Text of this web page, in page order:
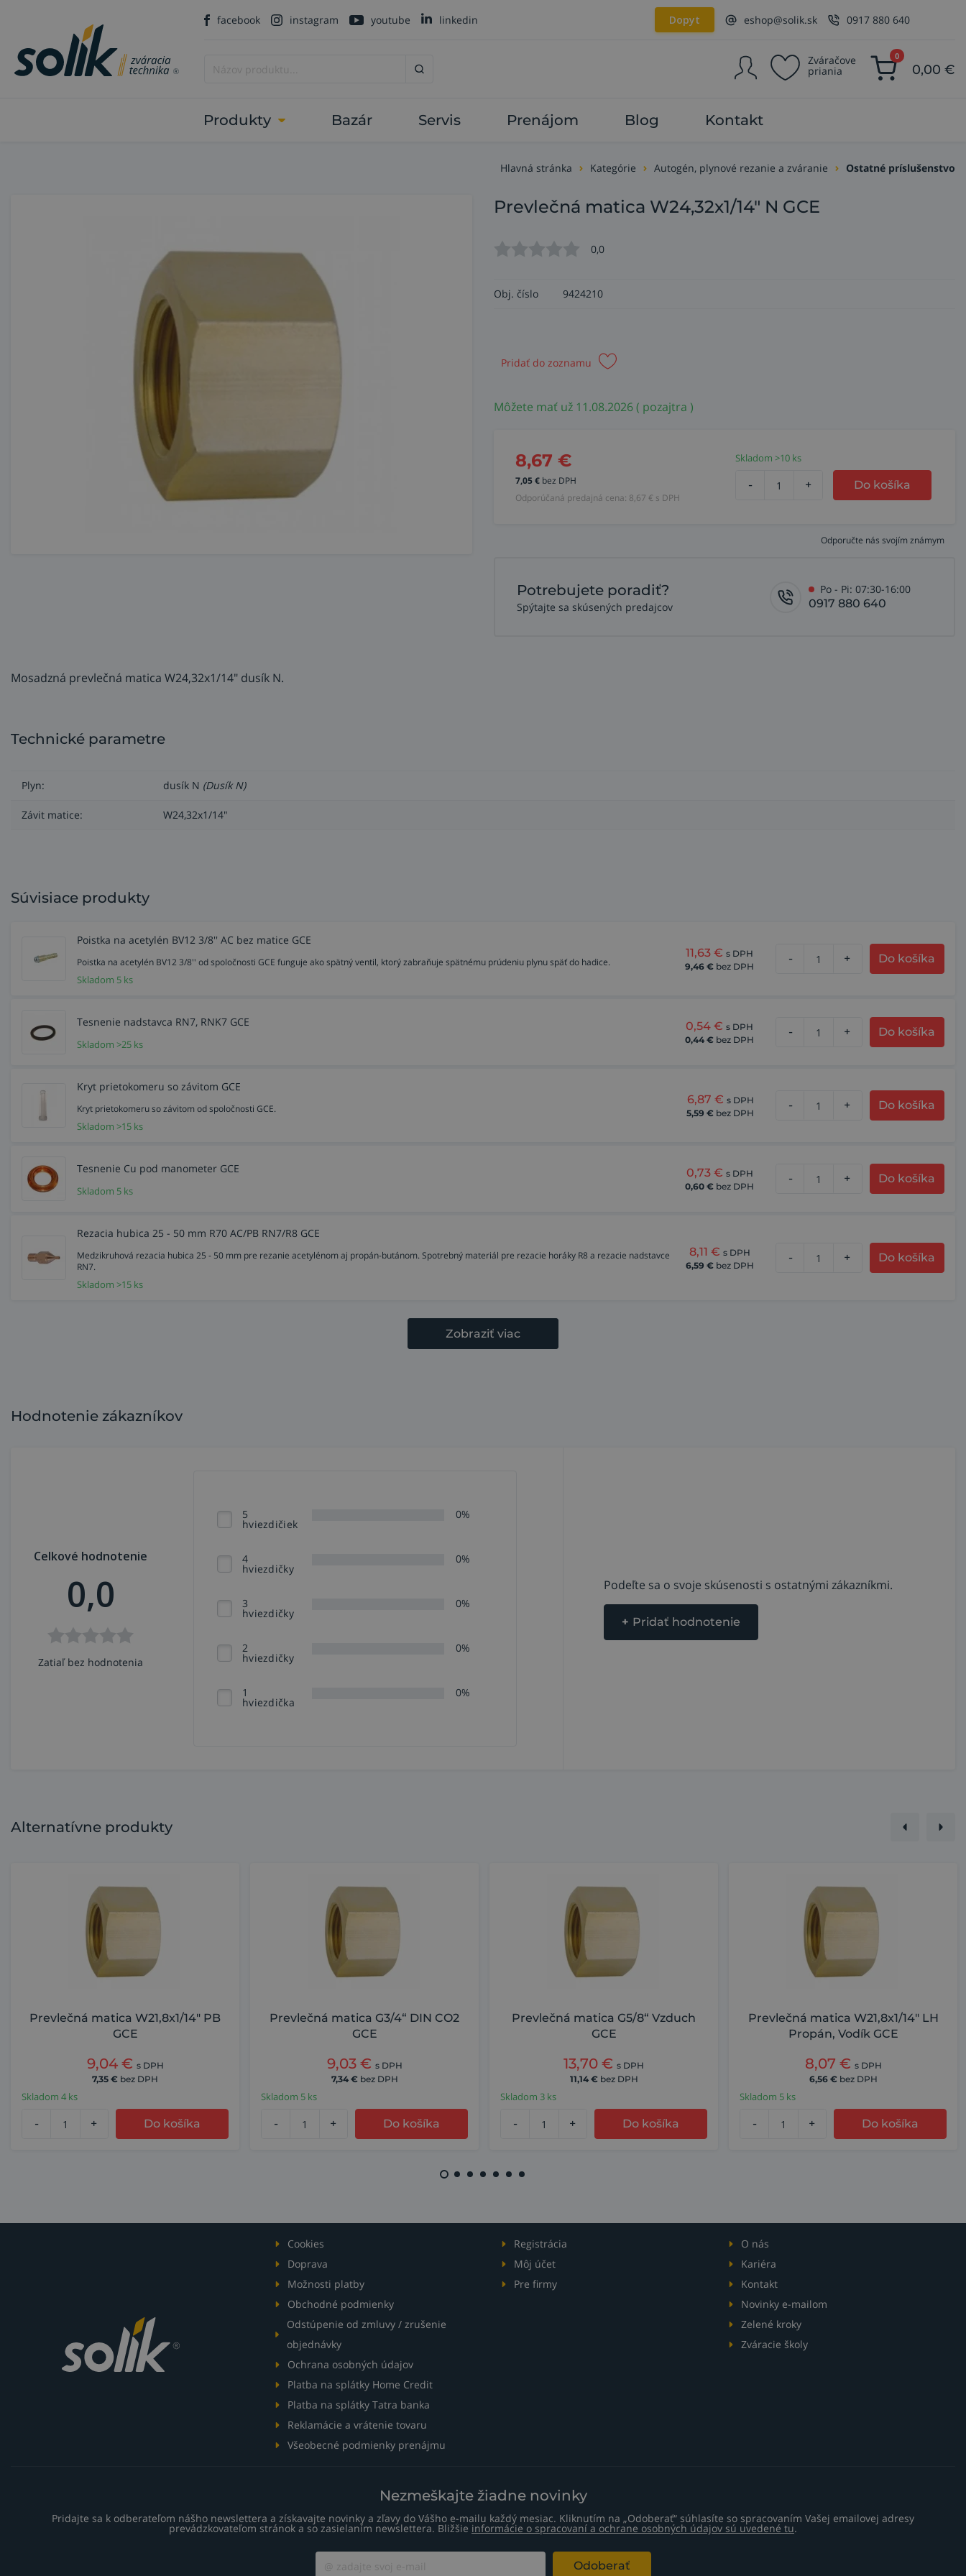
facebook instagram youtube linkedin Dopyt eshop@solik.sk 0917 880 640
Zváračove
priania
0
0,00 €
Produkty Bazár Servis Prenájom Blog Kontakt
Hlavná stránka Kategórie Autogén, plynové rezanie a zváranie Ostatné príslušenstvo
Prevlečná matica W24,32x1/14" N GCE
0,0
Obj. číslo 9424210
Pridať do zoznamu
Môžete mať už 11.08.2026 ( pozajtra )
8,67 €
7,05€ bez DPH
Odporúčaná predajná cena: 8,67 € s DPH
Skladom >10 ks
- + Do košíka
Odporučte nás svojím známym
Potrebujete poradiť?
Spýtajte sa skúsených predajcov
Po - Pi: 07:30-16:00
0917 880 640
Mosadzná prevlečná matica W24,32x1/14" dusík N.
Technické parametre
Plyn: dusík N (Dusík N)
Závit matice: W24,32x1/14"
Súvisiace produkty
Poistka na acetylén BV12 3/8'' AC bez matice GCE
Poistka na acetylén BV12 3/8'' od spoločnosti GCE funguje ako spätný ventil, ktorý zabraňuje spätnému prúdeniu plynu späť do hadice.
Skladom 5 ks
11,63 € s DPH
9,46 € bez DPH
- + Do košíka
Tesnenie nadstavca RN7, RNK7 GCE
Skladom >25 ks
0,54 € s DPH
0,44 € bez DPH
- + Do košíka
Kryt prietokomeru so závitom GCE
Kryt prietokomeru so závitom od spoločnosti GCE.
Skladom >15 ks
6,87 € s DPH
5,59 € bez DPH
- + Do košíka
Tesnenie Cu pod manometer GCE
Skladom 5 ks
0,73 € s DPH
0,60 € bez DPH
- + Do košíka
Rezacia hubica 25 - 50 mm R70 AC/PB RN7/R8 GCE
Medzikruhová rezacia hubica 25 - 50 mm pre rezanie acetylénom aj propán-butánom. Spotrebný materiál pre rezacie horáky R8 a rezacie nadstavce
RN7.
Skladom >15 ks
8,11 € s DPH
6,59 € bez DPH
- + Do košíka
Zobraziť viac
Hodnotenie zákazníkov
Celkové hodnotenie
0,0
Zatiaľ bez hodnotenia
5
hviezdičiek
0%
4
hviezdičky
0%
3
hviezdičky
0%
2
hviezdičky
0%
1
hviezdička
0%
Podeľte sa o svoje skúsenosti s ostatnými zákazníkmi.
+ Pridať hodnotenie
Alternatívne produkty
Prevlečná matica W21,8x1/14" PB
GCE
9,04 € s DPH
7,35 € bez DPH
Skladom 4 ks
- + Do košíka
Prevlečná matica G3/4“ DIN CO2
GCE
9,03 € s DPH
7,34 € bez DPH
Skladom 5 ks
- + Do košíka
Prevlečná matica G5/8“ Vzduch
GCE
13,70 € s DPH
11,14 € bez DPH
Skladom 3 ks
- + Do košíka
Prevlečná matica W21,8x1/14" LH
Propán, Vodík GCE
8,07 € s DPH
6,56 € bez DPH
Skladom 5 ks
- + Do košíka
Cookies
Doprava
Možnosti platby
Obchodné podmienky
Odstúpenie od zmluvy / zrušenie
objednávky
Ochrana osobných údajov
Platba na splátky Home Credit
Platba na splátky Tatra banka
Reklamácie a vrátenie tovaru
Všeobecné podmienky prenájmu
Registrácia
Môj účet
Pre firmy
O nás
Kariéra
Kontakt
Novinky e-mailom
Zelené kroky
Zváracie školy
Nezmeškajte žiadne novinky
Pridajte sa k odberateľom nášho newslettera a získavajte novinky a zľavy do Vášho e-mailu každý mesiac. Kliknutím na „Odoberať“ súhlasíte so spracovaním Vašej emailovej adresy
prevádzkovateľom stránok a so zasielaním newslettera. Bližšie informácie o spracovaní a ochrane osobných údajov sú uvedené tu.
Odoberať